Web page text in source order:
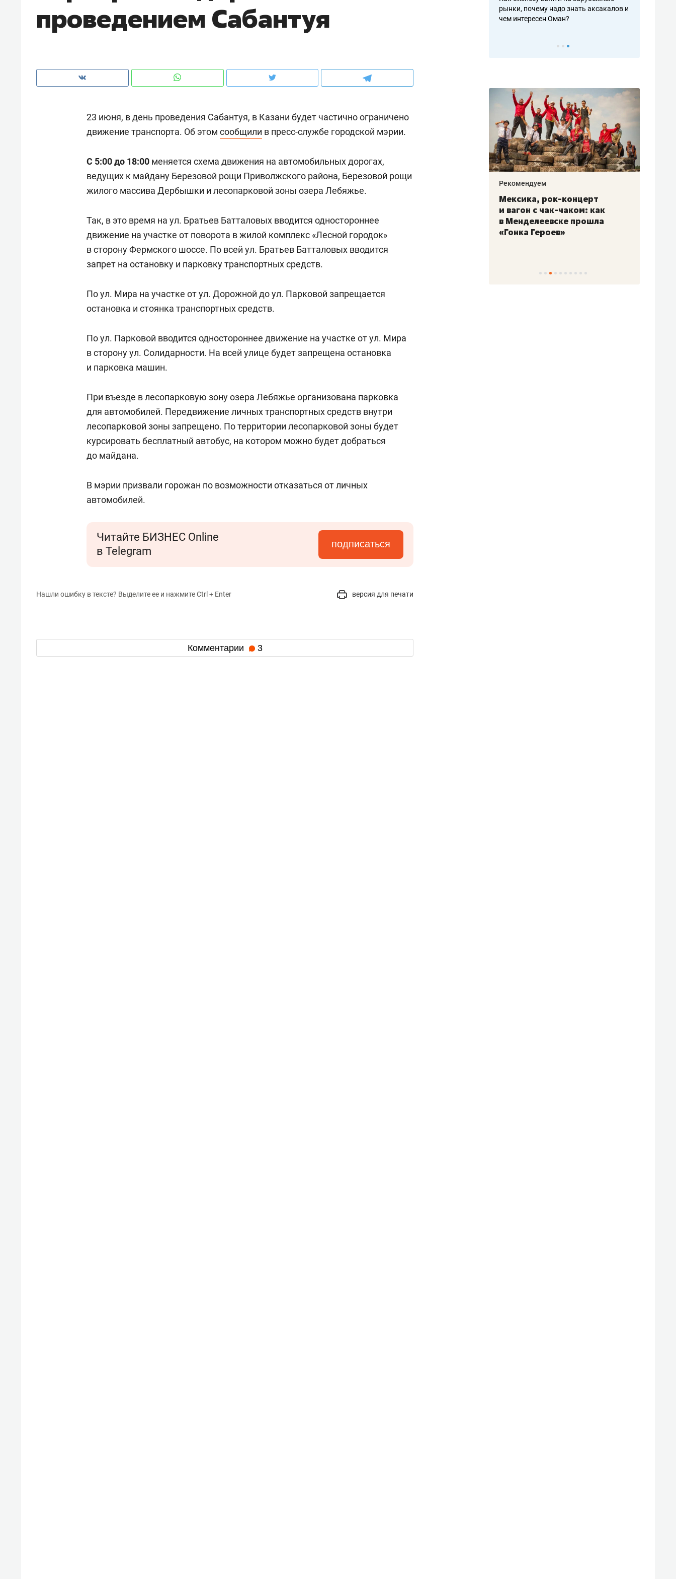
проведением Сабантуя
23 июня, в день проведения Сабантуя, в Казани будет частично ограничено
движение транспорта. Об этом сообщили в пресс-службе городской мэрии.
С 5:00 до 18:00 меняется схема движения на автомобильных дорогах,
ведущих к майдану Березовой рощи Приволжского района, Березовой рощи
жилого массива Дербышки и лесопарковой зоны озера Лебяжье.
Так, в это время на ул. Братьев Батталовых вводится одностороннее
движение на участке от поворота в жилой комплекс «Лесной городок»
в сторону Фермского шоссе. По всей ул. Братьев Батталовых вводится
запрет на остановку и парковку транспортных средств.
По ул. Мира на участке от ул. Дорожной до ул. Парковой запрещается
остановка и стоянка транспортных средств.
По ул. Парковой вводится одностороннее движение на участке от ул. Мира
в сторону ул. Солидарности. На всей улице будет запрещена остановка
и парковка машин.
При въезде в лесопарковую зону озера Лебяжье организована парковка
для автомобилей. Передвижение личных транспортных средств внутри
лесопарковой зоны запрещено. По территории лесопарковой зоны будет
курсировать бесплатный автобус, на котором можно будет добраться
до майдана.
В мэрии призвали горожан по возможности отказаться от личных
автомобилей.
Читайте БИЗНЕС Online
в Telegram
подписаться
Нашли ошибку в тексте? Выделите ее и нажмите Ctrl + Enter версия для печати
Комментарии 3
рынки, почему надо знать аксакалов и
чем интересен Оман?
о трехкратном росте цен, дотошных
клиентах и чудных запросах мастеров
рынки, почему надо знать аксакалов и
чем интересен Оман?
Как ГК «МИР ГРУПП» и ВТБ
комфорта под Казанью
Рекомендуем
150 камер до квартиры и Face
безопасность в ЖК «Нова»
Рекомендуем
с ментальным и физическим
состоянием как основа
антихрупких команд
Рекомендуем
Мексика, рок-концерт
и вагон с чак-чаком: как
в Менделеевске прошла
«Гонка Героев»